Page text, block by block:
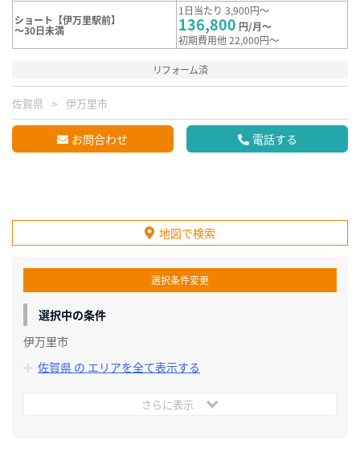
ショート【伊万里駅前】
～30日未満
1日当たり 3,900円～
136,800 円/月～
初期費用他 22,000円～
リフォーム済
佐賀県 伊万里市
お問合わせ 電話する
地図で検索
選択条件変更
選択中の条件
伊万里市
佐賀県 の エリアを全て表示する
さらに表示